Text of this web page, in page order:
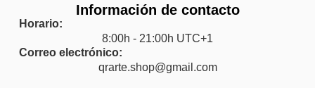
Información de contacto
Horario:
8:00h - 21:00h UTC+1
Correo electrónico:
qrarte.shop@gmail.com